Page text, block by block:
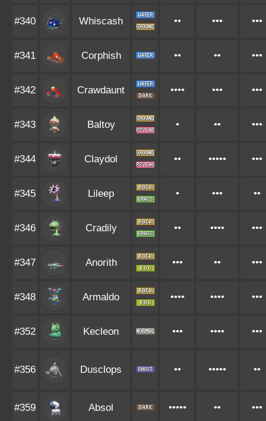
#340 Whiscash •• ••• •••
#341 Corphish •• •• •••
#342 Crawdaunt •••• ••• •••
#343 Baltoy • •• •••
#344 Claydol •• ••••• •••
#345 Lileep • ••• ••
#346 Cradily •• •••• •••
#347 Anorith ••• •• •••
#348 Armaldo •••• •••• •••
#352 Kecleon ••• •••• •••
#356 Dusclops •• ••••• ••
#359 Absol ••••• •• •••